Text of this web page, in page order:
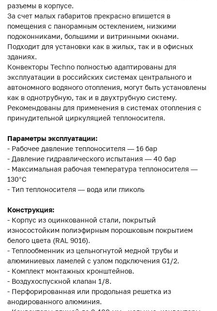
разъемы в корпусе.
За счет малых габаритов прекрасно впишется в
помещения с панорамным остеклением, низкими
подоконниками, большими и витринными окнами.
Подходит для установки как в жилых, так и в офисных
зданиях.
Конвекторы Techno полностью адаптированы для
эксплуатации в российских системах центрального и
автономного водяного отопления, могут быть установлены
как в однотрубную, так и в двухтрубную систему.
Рекомендованы для применения в системах отопления с
принудительной циркуляцией теплоносителя.
Параметры эксплуатации:
- Рабочее давление теплоносителя — 16 бар
- Давление гидравлического испытания — 40 бар
- Максимальная рабочая температура теплоносителя —
130°С
- Тип теплоносителя — вода или гликоль
Конструкция:
- Корпус из оцинкованной стали, покрытый
износостойким полиэфирным порошковым покрытием
белого цвета (RAL 9016).
- Теплообменник из цельногнутой медной трубы и
алюминиевых ламелей с узлом подключения G1/2.
- Комплект монтажных кронштейнов.
- Воздухоспускной клапан 1/8.
- Перфорированная или продольная решетка из
анодированного алюминия.